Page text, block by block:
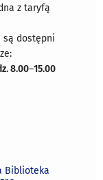
z taryfą
są dostępni
8.00–15.00
Biblioteka